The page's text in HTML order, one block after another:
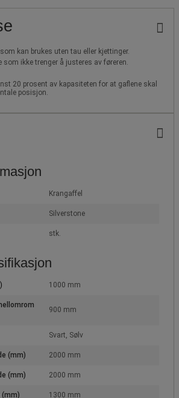
kan brukes uten tau eller kjettinger.
som ikke trenger å justeres av føreren.
20 prosent av kapasiteten for at gaflene skal
posisjon.
Krangaffel
Silverstone
stk.
1000 mm
900 mm
Svart, Sølv
(mm) 2000 mm
(mm) 2000 mm
1300 mm